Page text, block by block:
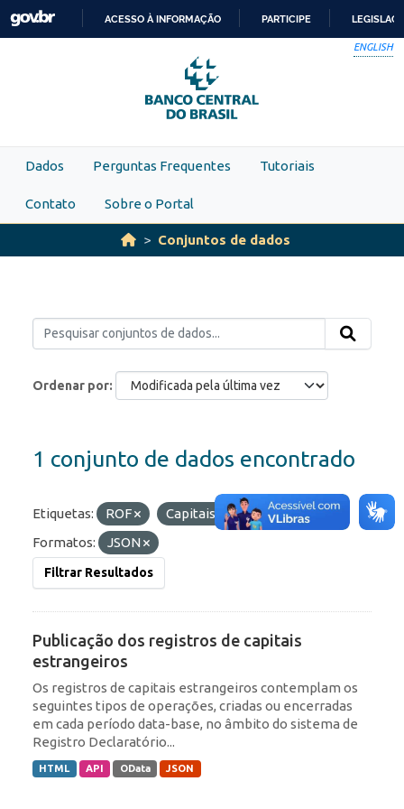
Skip to main content
PARA
O
CONTEÚDO
ACESSO À INFORMAÇÃO PARTICIPE
ENGLISH
Dados Perguntas Frequentes Tutoriais
Contato Sobre o Portal
Conjuntos de dados
Ordenar por
1 conjunto de dados encontrado
Etiquetas: ROF
Capitais Estrangeiros
Formatos:
JSON
Filtrar Resultados
Publicação dos registros de capitais
estrangeiros
Os registros de capitais estrangeiros contemplam os
seguintes tipos de operações, criadas ou encerradas
em cada período data-base, no âmbito do sistema de
Registro Declaratório...
HTML API OData JSON